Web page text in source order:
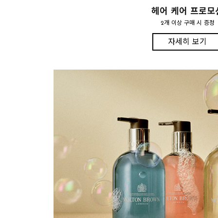
헤어 케어 프로모
2개 이상 구매 시 증정
자세히 보기